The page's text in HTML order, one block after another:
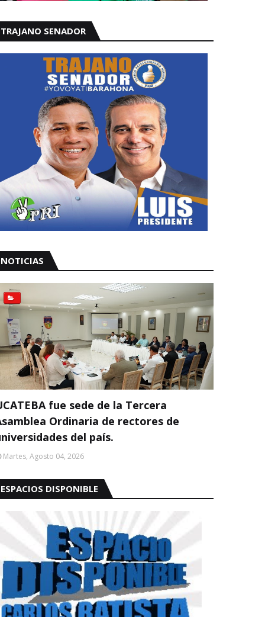
TRAJANO SENADOR
NOTICIAS
fue sede de la Tercera
Ordinaria de rectores de
del país.
Martes, Agosto 04, 2026
ESPACIOS DISPONIBLE